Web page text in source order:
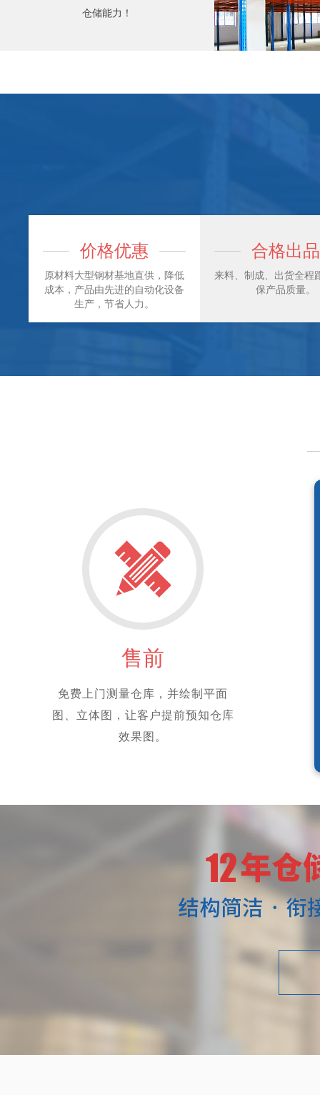
仓储能力！
价格优惠
原材料大型钢材基地直供，降低
成本，产品由先进的自动化设备
生产，节省人力。
合格出品
来料、制成、出货全程跟
保产品质量。
售前
免费上门测量仓库，并绘制平面
图、立体图，让客户提前预知仓库
效果图。